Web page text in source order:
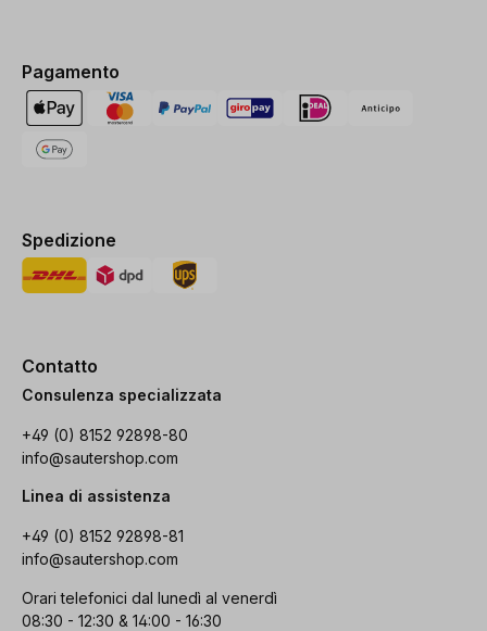
Pagamento
Spedizione
Contatto
Consulenza specializzata
+49 (0) 8152 92898-80
info@sautershop.com
Linea di assistenza
+49 (0) 8152 92898-81
info@sautershop.com
Orari telefonici dal lunedì al venerdì
08:30 - 12:30 & 14:00 - 16:30